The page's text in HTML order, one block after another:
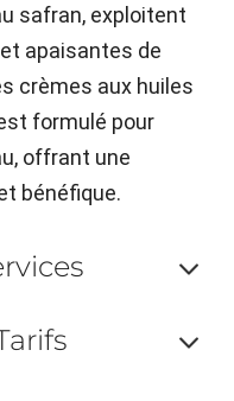
safran, exploitent
apaisantes de
crèmes aux huiles
formulé pour
offrant une
bénéfique.
ou